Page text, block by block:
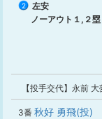
2
左安
ノーアウト１,２塁
【投手交代】永前
3番 秋好 勇飛(投)